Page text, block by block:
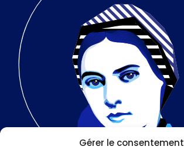
Gérer le consentement